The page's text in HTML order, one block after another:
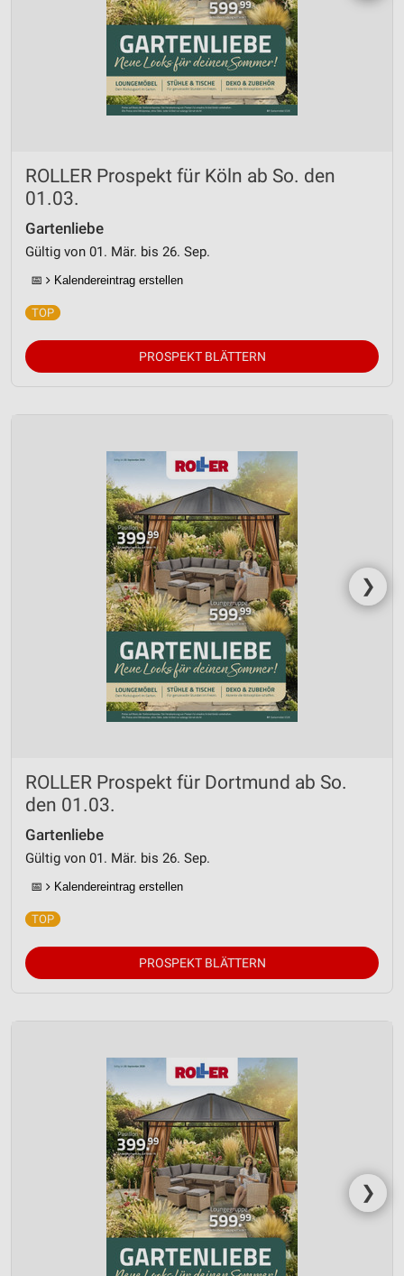
ROLLER Prospekt für Köln ab So. den
01.03.
Gartenliebe
Gültig von 01. Mär. bis 26. Sep.
📅 Kalendereintrag erstellen
PROSPEKT BLÄTTERN
❯
ROLLER Prospekt für Dortmund ab So.
den 01.03.
Gartenliebe
Gültig von 01. Mär. bis 26. Sep.
📅 Kalendereintrag erstellen
PROSPEKT BLÄTTERN
❯